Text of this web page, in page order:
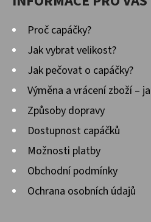
Proč capáčky?
Jak vybrat velikost?
Jak pečovat o capáčky?
Výměna a vrácení zboží –
Způsoby dopravy
Dostupnost capáčků
Možnosti platby
Obchodní podmínky
Ochrana osobních údajů